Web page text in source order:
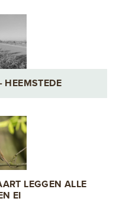
HEEMSTEDE
LEGGEN ALLE
EI